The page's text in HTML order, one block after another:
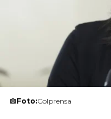
Foto:Colprensa